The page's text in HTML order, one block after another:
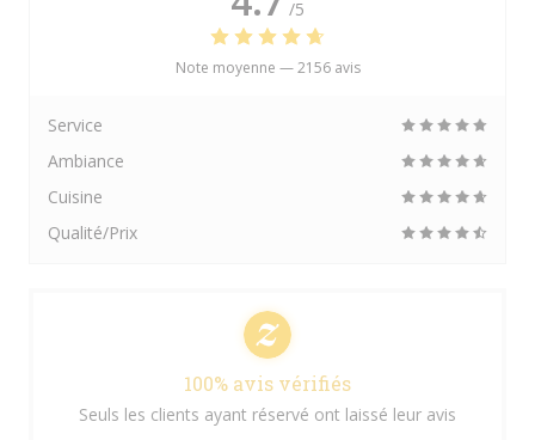
/5
Note moyenne —2156 avis
Service
Ambiance
Cuisine
Qualité/Prix
100% avis vérifiés
Seuls les clients ayant réservé ont laissé leur avis